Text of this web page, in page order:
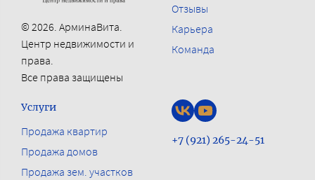
© 2026. АрминаВита.
Центр недвижимости и
права.
Все права защищены
Отзывы
Карьера
Команда
Услуги
Продажа квартир
Продажа домов
Продажа зем. участков
+7 (921) 265-24-51